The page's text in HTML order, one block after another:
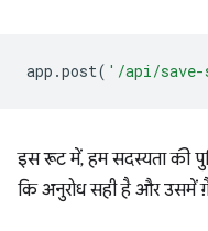
app .post( '/api/
इस रूट में, हम सदस्यता की
कि अनुरोध सही है और उसमें